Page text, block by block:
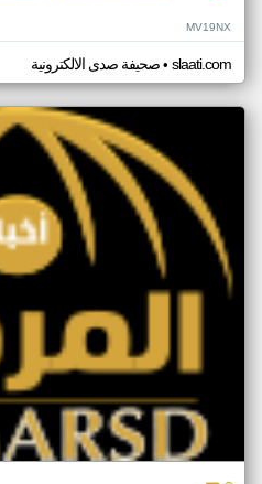
MV19NX
صحيفة صدى الالكترونية• slaati.com